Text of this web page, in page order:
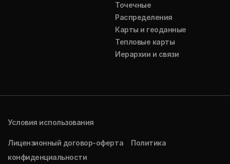
Точечные
Распределения
Карты и геоданные
Тепловые карты
Иерархии и связи
Условия использования
Лицензионный договор-оферта
Политика
конфиденциальности